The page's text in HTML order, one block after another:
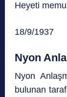
Heyeti
18/9/1937
Nyon
Nyon
bulunan